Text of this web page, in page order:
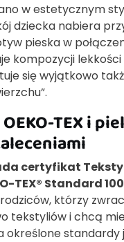
w estetycznym
dziecka nabiera
pieska w
kompozycji lekkości
się wyjątkowo
TEX i
certyfikat
TEX® Standard 100
którzy
tekstyliów i chcą
określone standardy